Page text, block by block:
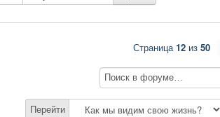
Страница 12 из 50
Перейти